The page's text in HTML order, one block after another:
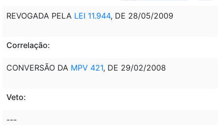
REVOGADA PELA LEI 11.944, DE 28/05/2009
Correlação:
CONVERSÃO DA MPV 421, DE 29/02/2008
Veto:
---